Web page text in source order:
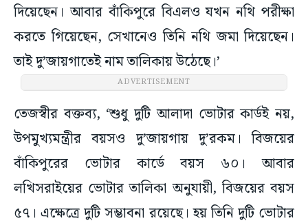
দিয়েছেন। আবার বাঁকিপুরে বিএলও যখন নথি পরীক্ষা
করতে গিয়েছেন, সেখানেও তিনি নথি জমা দিয়েছেন।
তাই দু’জায়গাতেই নাম তালিকায় উঠেছে।’
তেজস্বীর বক্তব্য, ‘শুধু দুটি আলাদা ভোটার কার্ডই নয়,
উপমুখ্যমন্ত্রীর বয়সও দু’জায়গায় দু’রকম। বিজয়ের
বাঁকিপুরের ভোটার কার্ডে বয়স ৬০। আবার
লখিসরাইয়ের ভোটার তালিকা অনুযায়ী, বিজয়ের বয়স
৫৭। এক্ষেত্রে দুটি সম্ভাবনা রয়েছে। হয় তিনি দুটি ভোটার
কার্ডের জন্য নথিপত্র জমা দিয়ে জালিয়াতি করেছেন।